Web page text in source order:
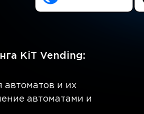
KiT Vending:
автоматов и их
автоматами и